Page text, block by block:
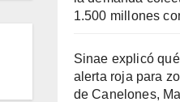
1.500 millones
Sinae explicó
alerta roja para
de Canelones,